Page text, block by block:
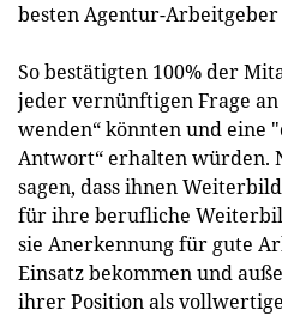
besten Agentur-
So bestätigten 100% der
jeder vernünftigen Frage
wenden“ könnten und eine
Antwort“ erhalten würden.
sagen, dass ihnen
für ihre berufliche
sie Anerkennung für gute
Einsatz bekommen und
ihrer Position als